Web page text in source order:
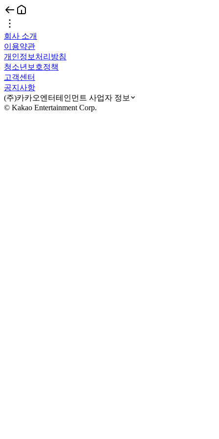
회사 소개
이용약관
개인정보처리방침
청소년보호정책
고객센터
공지사항
(주)카카오엔터테인먼트 사업자 정보
© Kakao Entertainment Corp.